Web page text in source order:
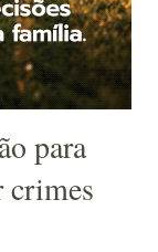
para
crimes